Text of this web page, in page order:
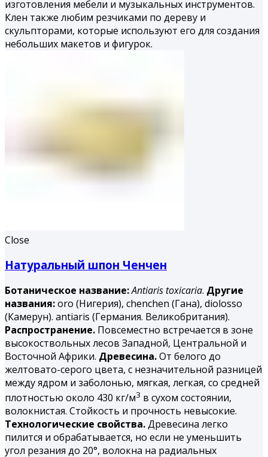
изготовления мебели и музыкальных инструментов.
Клен также любим резчиками по дереву и
скульпторами, которые используют его для создания
небольших макетов и фигурок.
Close
Натуральный шпон Ченчен
Ботаническое название:Antiaris toxicaria. Другие
названия:oro (Нигерия), chenchen (Гана), diolosso
(Камерун). antiaris (Германия. Великобритания).
Распространение. Повсеместно встречается в зоне
высокоствольных лесов Западной, Центральной и
Восточной Африки. Древесина.От белого до
желтовато-серого цвета, с незначительной разницей
между ядром и заболонью, мягкая, легкая, со средней
плотностью около 430 кг/м3 в сухом состоянии,
волокнистая. Стойкость и прочность невысокие.
Технологические свойства.Древесина легко
пилится и обрабатывается, но если не уменьшить
угол резания до 20°, волокна на радиальных